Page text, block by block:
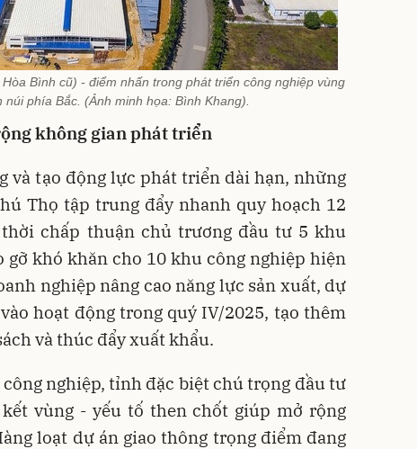
Bình cũ) - điểm nhấn trong phát triển công nghiệp vùng
núi phía Bắc. (Ảnh minh họa: Bình Khang).
không gian phát triển
và tạo động lực phát triển dài hạn, những
Thọ tập trung đẩy nhanh quy hoạch 12
chấp thuận chủ trương đầu tư 5 khu
gỡ khó khăn cho 10 khu công nghiệp hiện
nghiệp nâng cao năng lực sản xuất, dự
hoạt động trong quý IV/2025, tạo thêm
và thúc đẩy xuất khẩu.
nghiệp, tỉnh đặc biệt chú trọng đầu tư
vùng - yếu tố then chốt giúp mở rộng
loạt dự án giao thông trọng điểm đang